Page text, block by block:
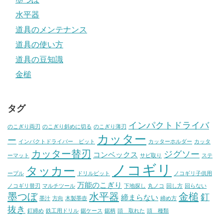
水平器
道具のメンテナンス
道具の使い方
道具の豆知識
金槌
タグ
のこぎり両刃 のこぎり斜めに切る のこぎり薄刃
インパクトドライバ
ー インパクトドライバー ビット カッター カッターホルダー カッタ
ーマット カッター替刃 コンベックス サビ取り ジグソー ステ
ープル タッカー ドリルビット ノコギリ ノコギリ子供用
ノコギリ替刃 マルチツール 万能のこぎり 下地探し 丸ノコ 回し方 回らない
墨つぼ 墨汁 方向 木製墨壺 水平器 締まらない 締め方 金槌 釘
抜き
釘締め 鉄工用ドリル 鋸ケース 鋸柄 頭 取れた 頭 種類